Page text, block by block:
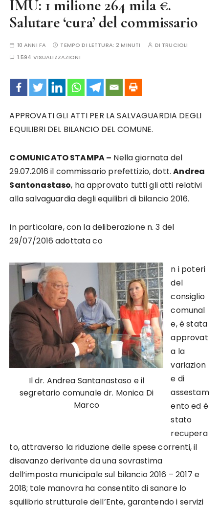
IMU: 1 milione 264 mila €.
Salutare ‘cura’ del commissario
10 ANNI FA TEMPO DI LETTURA:2 MINUTI DI TRUCIOLI
1.594 VISUALIZZAZIONI
APPROVATI GLI ATTI PER LA SALVAGUARDIA DEGLI
EQUILIBRI DEL BILANCIO DEL COMUNE.
COMUNICATO STAMPA – Nella giornata del
29.07.2016 il commissario prefettizio, dott.Andrea
Santonastaso, ha approvato tutti gli atti relativi
alla salvaguardia degli equilibri di bilancio 2016.
In particolare, con la deliberazione n. 3 del
29/07/2016 adottata co
Il dr. Andrea Santanastaso e il
segretario comunale dr. Monica Di
Marco
n i poteri
del
consiglio
comunal
e, è stata
approvat
a la
variazion
e di
assestam
ento ed è
stato
recupera
to, attraverso la riduzione delle spese correnti, il
disavanzo derivante da una sovrastima
dell’imposta municipale sul bilancio 2016 – 2017 e
2018; tale manovra ha consentito di sanare lo
squilibrio strutturale dell’Ente, garantendo i servizi